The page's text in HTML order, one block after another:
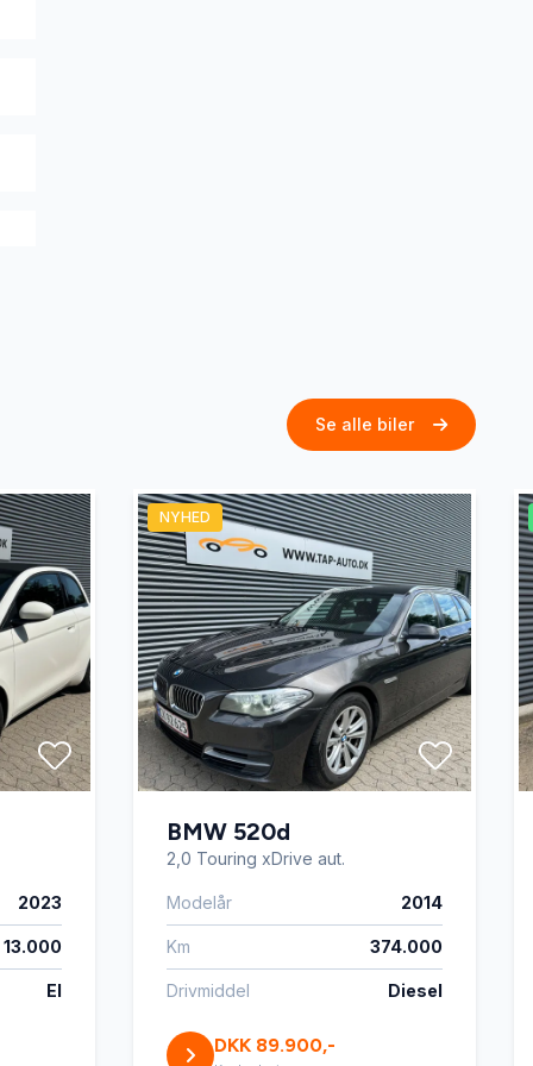
Se alle biler
2023
13.000
El
NYHED
BMW 520d
2,0 Touring xDrive aut.
Modelår 2014
Km 374.000
Drivmiddel Diesel
DKK 89.900,-